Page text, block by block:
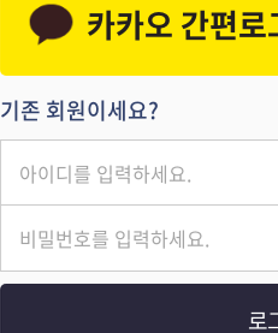
카카오 간편
기존 회원이세요?
로